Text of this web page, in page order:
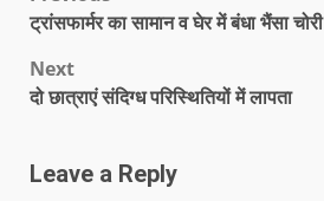
ट्रांसफार्मर का सामान व घेर में बंधा भैंसा चोरी
Next
दो छात्राएं संदिग्ध परिस्थितियों में लापता
Leave a Reply